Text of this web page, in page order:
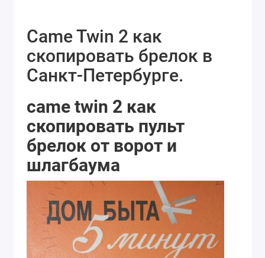
Came Twin 2 как
скопировать брелок в
Санкт-Петербурге.
came twin 2 как
скопировать пульт
брелок от ворот и
шлагбаума